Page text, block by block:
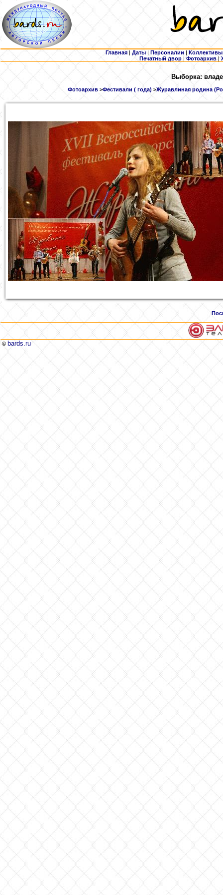
Главная | Даты | Персоналии | Коллективы
Печатный двор |Фотоархив |
Выборка:
Фотоархив>Фестивали ( года) >Журавлиная родина
© bards.ru